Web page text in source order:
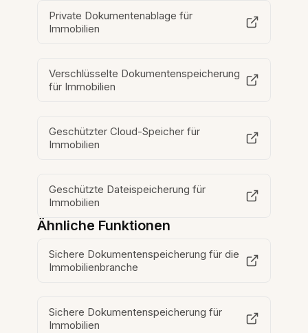
Private Dokumentenablage für
Immobilien
Verschlüsselte Dokumentenspeicherung
für Immobilien
Geschützter Cloud-Speicher für
Immobilien
Geschützte Dateispeicherung für
Immobilien
Ähnliche Funktionen
Sichere Dokumentenspeicherung für die
Immobilienbranche
Sichere Dokumentenspeicherung für
Immobilien